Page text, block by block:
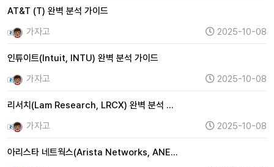
AT&T (T) 완벽 분석 가이드
가자고
2025-10-08
인튜이트(Intuit, INTU) 완벽 분석 가이드
가자고
2025-10-08
리서치(Lam Research, LRCX) 완벽 분석 …
가자고
2025-10-08
아리스타 네트웍스(Arista Networks, ANE…